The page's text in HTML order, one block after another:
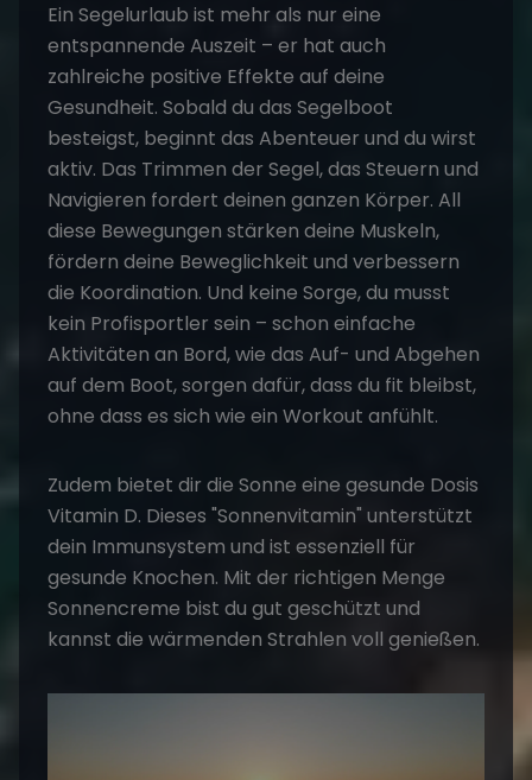
Ein Segelurlaub ist mehr als nur eine
entspannende Auszeit – er hat auch
zahlreiche positive Effekte auf deine
Gesundheit. Sobald du das Segelboot
besteigst, beginnt das Abenteuer und du wirst
aktiv. Das Trimmen der Segel, das Steuern und
Navigieren fordert deinen ganzen Körper. All
diese Bewegungen stärken deine Muskeln,
fördern deine Beweglichkeit und verbessern
die Koordination. Und keine Sorge, du musst
kein Profisportler sein – schon einfache
Aktivitäten an Bord, wie das Auf- und Abgehen
auf dem Boot, sorgen dafür, dass du fit bleibst,
ohne dass es sich wie ein Workout anfühlt.
Zudem bietet dir die Sonne eine gesunde Dosis
Vitamin D. Dieses "Sonnenvitamin" unterstützt
dein Immunsystem und ist essenziell für
gesunde Knochen. Mit der richtigen Menge
Sonnencreme bist du gut geschützt und
kannst die wärmenden Strahlen voll genießen.